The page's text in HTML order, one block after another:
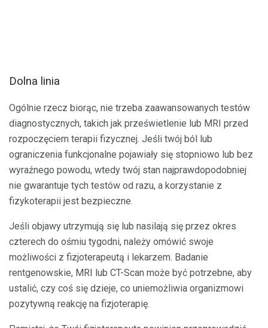
Dolna linia
Ogólnie rzecz biorąc, nie trzeba zaawansowanych testów
diagnostycznych, takich jak prześwietlenie lub MRI przed
rozpoczęciem terapii fizycznej. Jeśli twój ból lub
ograniczenia funkcjonalne pojawiały się stopniowo lub bez
wyraźnego powodu, wtedy twój stan najprawdopodobniej
nie gwarantuje tych testów od razu, a korzystanie z
fizykoterapii jest bezpieczne.
Jeśli objawy utrzymują się lub nasilają się przez okres
czterech do ośmiu tygodni, należy omówić swoje
możliwości z fizjoterapeutą i lekarzem. Badanie
rentgenowskie, MRI lub CT-Scan może być potrzebne, aby
ustalić, czy coś się dzieje, co uniemożliwia organizmowi
pozytywną reakcję na fizjoterapię.